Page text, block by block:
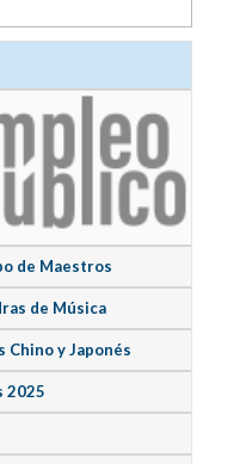
de Maestros
de Música
y Japonés
2025